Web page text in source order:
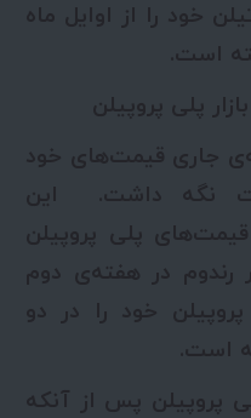
خود را از اوایل ماه
است.
پلی پروپیلن
جاری قیمت‌های خود
نگه داشت. این
پلی پروپیلن
رندوم در هفته‌ی دوم
خود را در دو
است.
پروپیلن پس از آنکه